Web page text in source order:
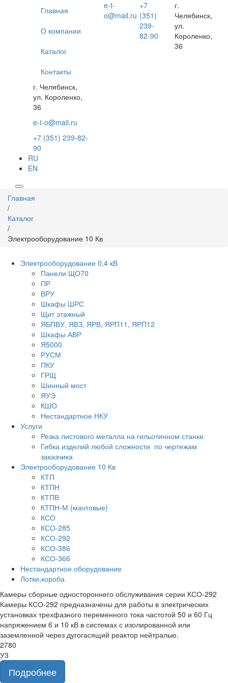
содержанию
Главная
О компании
Каталог
Контакты
г. Челябинск,
ул. Короленко,
36
e-t-o@mail.ru
+7 (351) 239-82-
90
e-t-
o@mail.ru
+7
(351)
239-
82-90
г.
Челябинск,
ул.
Короленко,
36
RU
EN
Вы
здесь
Главная
/
Каталог
/
Электрооборудование 10 Кв
Электрооборудование 0,4 кВ
Панели ЩО70
ПР
ВРУ
Шкафы ШРС
Щит этажный
ЯБПВУ, ЯВЗ, ЯРВ, ЯРП11, ЯРП12
Шкафы АВР
Я5000
РУСМ
ПКУ
ГРЩ
Шинный мост
ЯУЭ
КШО
Нестандартное НКУ
Услуги
Резка листового металла на гильотинном станке
Гибка изделий любой сложности по чертежам
заказчика
Электрооборудование 10 Кв
КТП
КТПН
КТПВ
КТПН-М (мачтовые)
КСО
КСО-285
КСО-292
КСО-386
КСО-366
Нестандартное оборудование
Лотки,короба
Камеры сборные одностороннего обслуживания серии КСО-292
Камеры КСО-292 предназначены для работы в электрических
установках трехфазного переменного тока частотой 50 и 60 Гц
напряжением 6 и 10 кВ в системах с изолированной или
заземленной через дугогасящий реактор нейтралью.
2780
У3
Подробнее